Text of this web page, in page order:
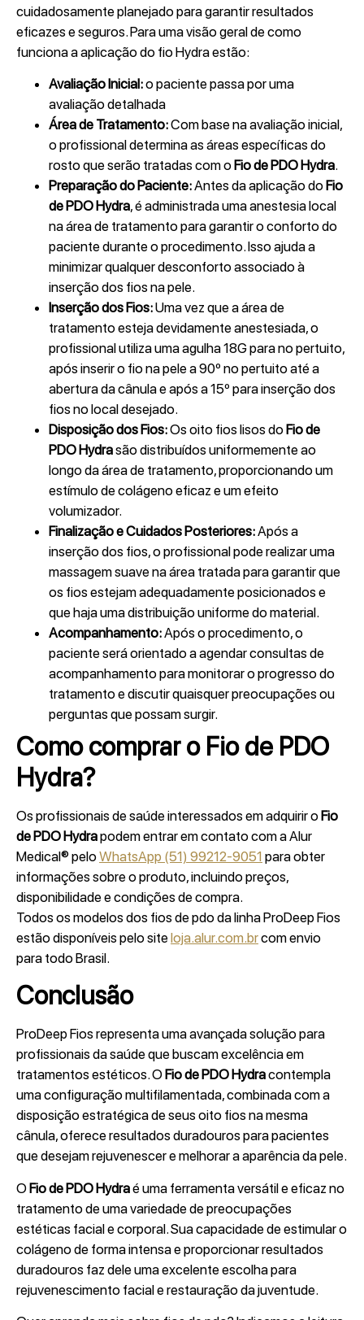
cuidadosamente planejado para garantir resultados
eficazes e seguros. Para uma visão geral de como
funciona a aplicação do fio Hydra estão:
Avaliação Inicial:o paciente passa por uma
avaliação detalhada
Área de Tratamento:Com base na avaliação inicial,
o profissional determina as áreas específicas do
rosto que serão tratadas com oFio de PDO Hydra.
Preparação do Paciente:Antes da aplicação doFio
de PDO Hydra, é administrada uma anestesia local
na área de tratamento para garantir o conforto do
paciente durante o procedimento. Isso ajuda a
minimizar qualquer desconforto associado à
inserção dos fios na pele.
Inserção dos Fios:Uma vez que a área de
tratamento esteja devidamente anestesiada, o
profissional utiliza uma agulha 18G para no pertuito,
após inserir o fio na pele a 90º no pertuito até a
abertura da cânula e após a 15º para inserção dos
fios no local desejado.
Disposição dos Fios:Os oito fios lisos doFio de
PDO Hydrasão distribuídos uniformemente ao
longo da área de tratamento, proporcionando um
estímulo de colágeno eficaz e um efeito
volumizador.
Finalização e Cuidados Posteriores:Após a
inserção dos fios, o profissional pode realizar uma
massagem suave na área tratada para garantir que
os fios estejam adequadamente posicionados e
que haja uma distribuição uniforme do material.
Acompanhamento:Após o procedimento, o
paciente será orientado a agendar consultas de
acompanhamento para monitorar o progresso do
tratamento e discutir quaisquer preocupações ou
perguntas que possam surgir.
Como comprar o Fio de PDO
Hydra?
Os profissionais de saúde interessados em adquirir oFio
de PDO Hydrapodem entrar em contato com a Alur
Medical® peloWhatsApp (51) 99212-9051 para obter
informações sobre o produto, incluindo preços,
disponibilidade e condições de compra.
Todos os modelos dos fios de pdo da linha ProDeep Fios
estão disponíveis pelo siteloja.alur.com.brcom envio
para todo Brasil.
Conclusão
ProDeep Fios representa uma avançada solução para
profissionais da saúde que buscam excelência em
tratamentos estéticos. OFio de PDO Hydracontempla
uma configuração multifilamentada, combinada com a
disposição estratégica de seus oito fios na mesma
cânula, oferece resultados duradouros para pacientes
que desejam rejuvenescer e melhorar a aparência da pele.
OFio de PDO Hydraé uma ferramenta versátil e eficaz no
tratamento de uma variedade de preocupações
estéticas facial e corporal. Sua capacidade de estimular o
colágeno de forma intensa e proporcionar resultados
duradouros faz dele uma excelente escolha para
rejuvenescimento facial e restauração da juventude.